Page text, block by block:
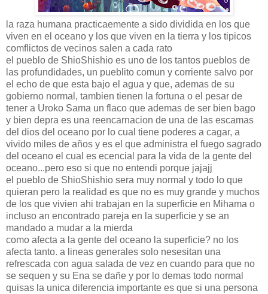
la raza humana practicaemente a sido dividida en los que
viven en el oceano y los que viven en la tierra y los tipicos
comflictos de vecinos salen a cada rato
el pueblo de ShioShishio es uno de los tantos pueblos de
las profundidades, un pueblito comun y corriente salvo por
el echo de que esta bajo el agua y que, ademas de su
gobierno normal, tambien tienen la fortuna o el pesar de
tener a Uroko Sama un flaco que ademas de ser bien bago
y bien depra es una reencarnacion de una de las escamas
del dios del oceano por lo cual tiene poderes a cagar, a
vivido miles de años y es el que administra el fuego sagrado
del oceano el cual es ecencial para la vida de la gente del
oceano...pero eso si que no entendi porque jajajj
el pueblo de ShioShishio sera muy normal y todo lo que
quieran pero la realidad es que no es muy grande y muchos
de los que vivien ahi trabajan en la superficie en Mihama o
incluso an encontrado pareja en la superficie y se an
mandado a mudar a la mierda
como afecta a la gente del oceano la superficie? no los
afecta tanto. a lineas generales solo nesesitan una
refrescada con agua salada de vez en cuando para que no
se sequen y su Ena se dañe y por lo demas todo normal
quisas la unica diferencia importante es que si una persona